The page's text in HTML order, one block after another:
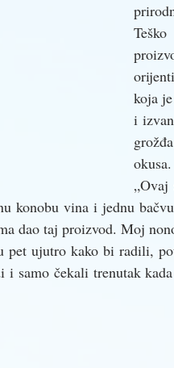
koja
i
okusa.
konobu vina i jednu
dao taj proizvod. Moj
pet ujutro kako bi radili,
samo čekali trenutak